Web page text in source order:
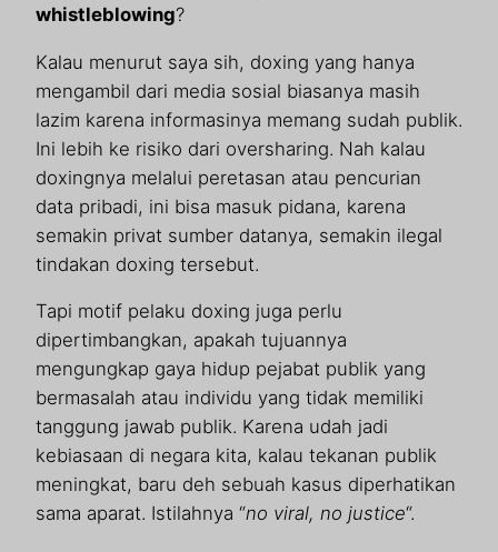
whistleblowing?
Kalau menurut saya sih, doxing yang hanya
mengambil dari media sosial biasanya masih
lazim karena informasinya memang sudah publik.
Ini lebih ke risiko dari oversharing. Nah kalau
doxingnya melalui peretasan atau pencurian
data pribadi, ini bisa masuk pidana, karena
semakin privat sumber datanya, semakin ilegal
tindakan doxing tersebut.
Tapi motif pelaku doxing juga perlu
dipertimbangkan, apakah tujuannya
mengungkap gaya hidup pejabat publik yang
bermasalah atau individu yang tidak memiliki
tanggung jawab publik. Karena udah jadi
kebiasaan di negara kita, kalau tekanan publik
meningkat, baru deh sebuah kasus diperhatikan
sama aparat. Istilahnya “no viral, no justice“.